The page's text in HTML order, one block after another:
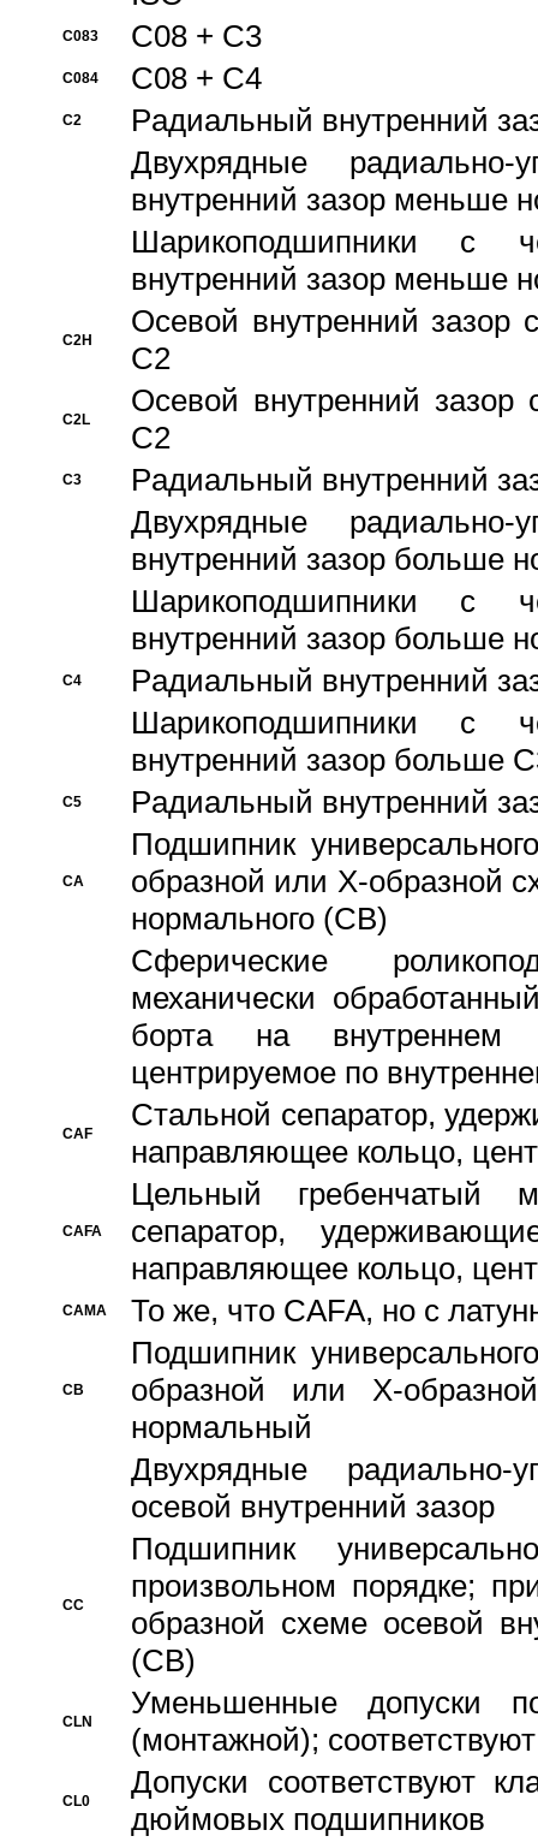
C083 C08 + C3
C084 C08 + C4
C2
Pадиальный внутренний
Двухрядные радиально-
внутренний зазор меньше
Шарикоподшипники с
внутренний зазор меньше
C2H
Осевой внутренний зазор
C2
C2L
Осевой внутренний зазор
C2
C3
Pадиальный внутренний
Двухрядные радиально-
внутренний зазор больше
Шарикоподшипники с
внутренний зазор больше
C4
Pадиальный внутренний
Шарикоподшипники с
внутренний зазор больше
C5 Pадиальный внутренний
CA
Подшипник
образной или Х-образной
нормального (CB)
Сферические
механически
борта на внутреннем
центрируемое по
CAF
Стальной сепаратор,
направляющее кольцо,
CAFA
Цельный гребенчатый
сепаратор,
направляющее кольцо,
CAMA То же, что CAFA, но с
CB
Подшипник
образной или Х-
нормальный
Двухрядные радиально-
осевой внутренний зазор
CC
Подшипник
произвольном порядке;
образной схеме осевой
(CB)
CLN
Уменьшенные
(монтажной);
CL0
Допуски соответствуют
дюймовых подшипников